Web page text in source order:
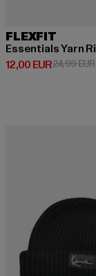
FLEXFIT
Essentials Yarn
12,00 EUR
Prix courant: 12,00
24,99 EUR